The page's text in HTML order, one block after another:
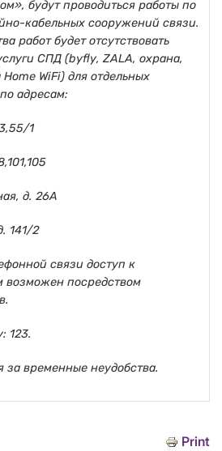
будут проводиться работы по
кабельных сооружений связи.
работ будет отсутствовать
СПД (byfly,ZALA, охрана,
Home WiFi) для отдельных
адресам:
1
д. 26А
141/2
связи доступ к
возможен посредством
123.
временные неудобства.
Print